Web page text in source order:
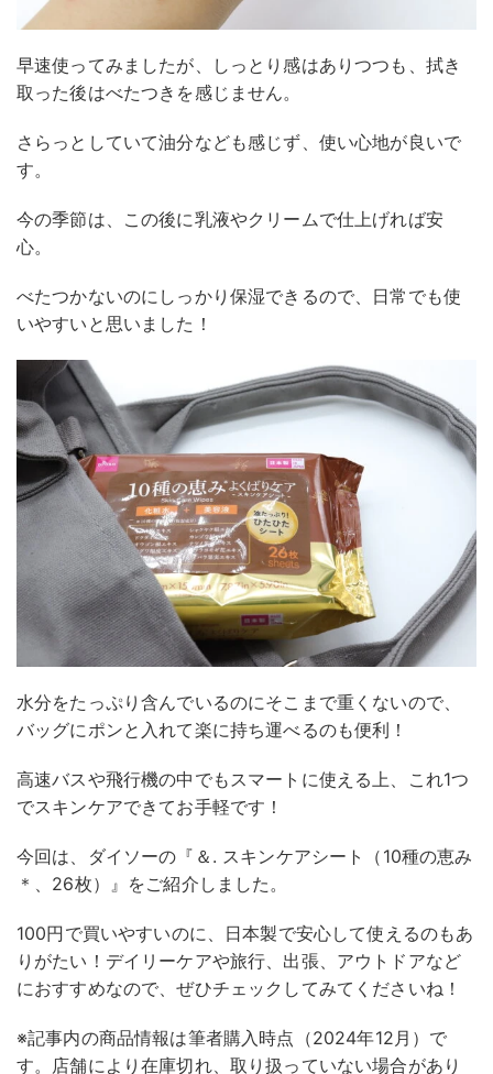
早速使ってみましたが、しっとり感はありつつも、拭き
取った後はべたつきを感じません。
さらっとしていて油分なども感じず、使い心地が良いで
す。
今の季節は、この後に乳液やクリームで仕上げれば安
心。
べたつかないのにしっかり保湿できるので、日常でも使
いやすいと思いました！
水分をたっぷり含んでいるのにそこまで重くないので、
バッグにポンと入れて楽に持ち運べるのも便利！
高速バスや飛行機の中でもスマートに使える上、これ1つ
でスキンケアできてお手軽です！
今回は、ダイソーの『＆. スキンケアシート（10種の恵み
＊、26枚）』をご紹介しました。
100円で買いやすいのに、日本製で安心して使えるのもあ
りがたい！デイリーケアや旅行、出張、アウトドアなど
におすすめなので、ぜひチェックしてみてくださいね！
※記事内の商品情報は筆者購入時点（2024年12月）で
す。店舗により在庫切れ、取り扱っていない場合があり